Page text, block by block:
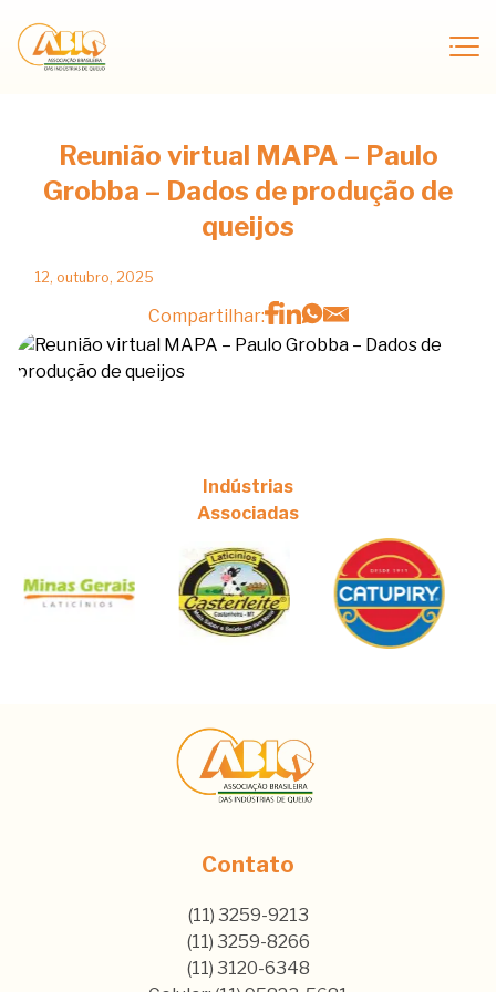
Reunião virtual MAPA – Paulo
Grobba – Dados de produção de
queijos
12, outubro, 2025
Compartilhar:
Indústrias
Associadas
Contato
(11) 3259-9213
(11) 3259-8266
(11) 3120-6348